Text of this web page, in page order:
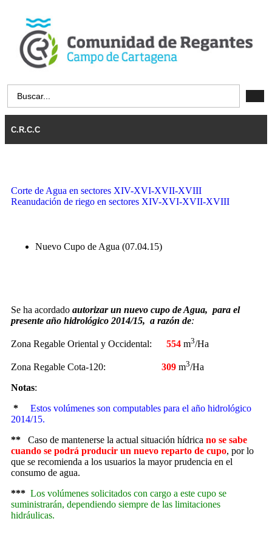
C.R.C.C
Corte de Agua en sectores XIV-XVI-XVII-XVIII
Reanudación de riego en sectores XIV-XVI-XVII-XVIII
Nuevo Cupo de Agua (07.04.15)
Se ha acordado autorizar un nuevo cupo de Agua, para el
presente año hidrológico 2014/15, a razón de:
Zona Regable Oriental y Occidental: 554 m3/Ha
Zona Regable Cota-120: 309 m3/Ha
Notas:
*
Estos volúmenes son computables para el año hidrológico
2014/15.
** Caso de mantenerse la actual situación hídrica no se sabe
cuando se podrá producir un nuevo reparto de cupo, por lo
que se recomienda a los usuarios la mayor prudencia en el
consumo de agua.
*** Los volúmenes solicitados con cargo a este cupo se
suministrarán, dependiendo siempre de las limitaciones
hidráulicas.